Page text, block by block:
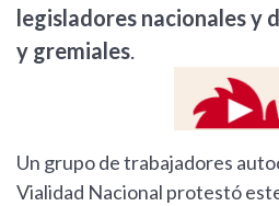
legisladores nacionales y
y gremiales.
Un grupo de trabajadores
Vialidad Nacional protestó